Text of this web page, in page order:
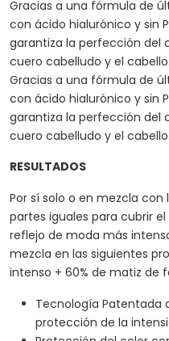
Gracias a una fórmula de
con ácido hialurónico y sin
garantiza la perfección del
cuero cabelludo y el cabello.
Gracias a una fórmula de
con ácido hialurónico y sin
garantiza la perfección del
cuero cabelludo y el cabello.
RESULTADOS
Por sí solo o en mezcla
partes iguales para cubrir
reflejo de moda más
mezcla en las siguientes
intenso + 60% de matiz de
Tecnología Patentada
protección de la